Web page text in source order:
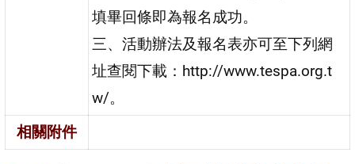
填畢回條即為報名成功。
三、活動辦法及報名表亦可至下列網
址查閱下載：http://www.tespa.org.t
w/。
相關附件